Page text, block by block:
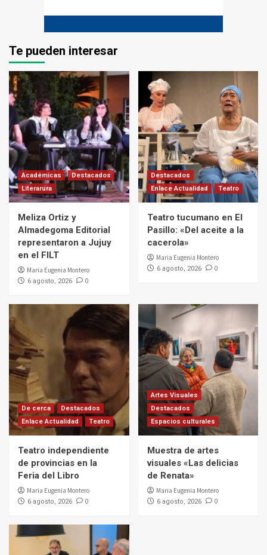
Te pueden interesar
Académicas
Destacados
Literarura
Meliza Ortiz y
Almadegoma Editorial
representaron a Jujuy
en el FILT
Maria Eugenia Montero
6 agosto, 2026 0
Destacados
Enlace Actualidad
Teatro
Teatro tucumano en El
Pasillo: «Del aceite a la
cacerola»
Maria Eugenia Montero
6 agosto, 2026 0
De cerca
Destacados
Enlace Actualidad
Teatro
Teatro independiente
de provincias en la
Feria del Libro
Maria Eugenia Montero
6 agosto, 2026 0
Artes Visuales
Destacados
Espacios culturales
Muestra de artes
visuales «Las delicias
de Renata»
Maria Eugenia Montero
6 agosto, 2026 0